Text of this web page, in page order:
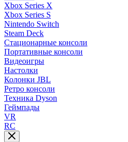
Xbox Series X
Xbox Series S
Nintendo Switch
Steam Deck
Стационарные консоли
Портативные консоли
Видеоигры
Настолки
Колонки JBL
Ретро консоли
Техника Dyson
Геймпады
VR
RC